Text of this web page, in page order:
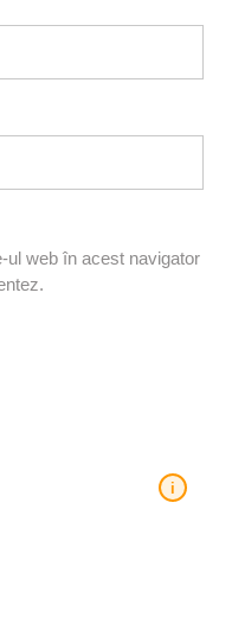
ul web în acest navigator
i